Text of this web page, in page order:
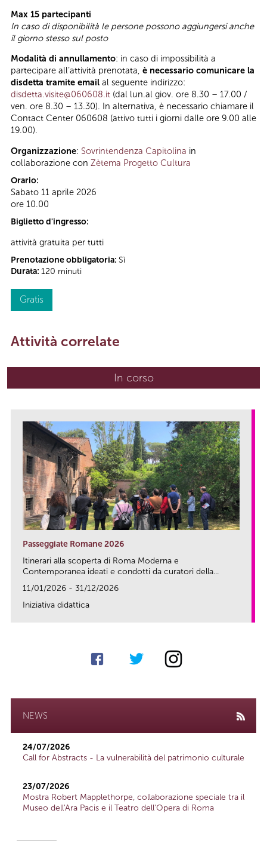
Max 15 partecipanti
In caso di disponibilità le persone possono aggiungersi anche
il giorno stesso sul posto
Modalità di annullamento: in caso di impossibilità a
partecipare all’attività prenotata, è necessario comunicare la
disdetta tramite email al seguente indirizzo:
disdetta.visite@060608.it (dal lun.al giov. ore 8.30 – 17.00 /
ven. ore 8.30 – 13.30). In alternativa, è necessario chiamare il
Contact Center 060608 (attivo tutti i giorni dalle ore 9.00 alle
19.00).
Organizzazione: Sovrintendenza Capitolina in
collaborazione con Zètema Progetto Cultura
Orario:
Sabato 11 aprile 2026
ore 10.00
Biglietto d'ingresso:
attività gratuita per tutti
Prenotazione obbligatoria: Sì
Durata: 120 minuti
Gratis
Attività correlate
In corso(scheda attiva)
Passeggiate Romane 2026
Itinerari alla scoperta di Roma Moderna e
Contemporanea ideati e condotti da curatori della...
11/01/2026 - 31/12/2026
Iniziativa didattica
NEWS
24/07/2026
Call for Abstracts - La vulnerabilità del patrimonio culturale
23/07/2026
Mostra Robert Mapplethorpe, collaborazione speciale tra il
Museo dell'Ara Pacis e il Teatro dell'Opera di Roma